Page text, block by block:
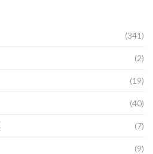
(341)
(2)
(19)
(40)
(7)
(9)